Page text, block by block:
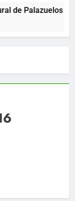
Palazuelos de